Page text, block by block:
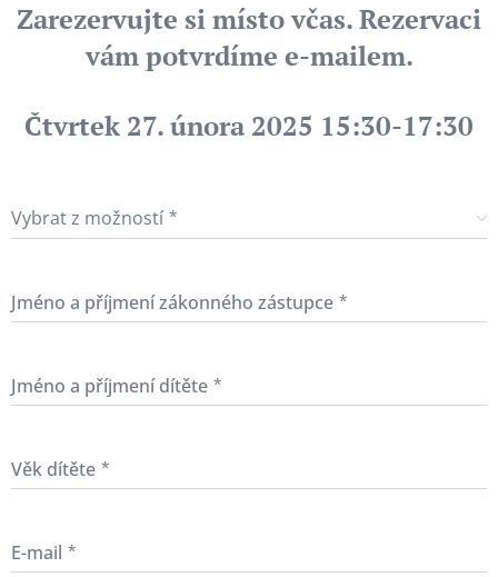
Zarezervujte si místo včas. Rezervaci
vám potvrdíme e-mailem.
Čtvrtek 27. února 2025 15:30-17:30
Vybrat z možností
Jméno a příjmení zákonného zástupce
Jméno a příjmení dítěte
Věk dítěte
E-mail